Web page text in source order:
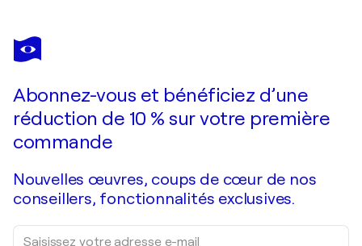
ALEXANDER
SHANDOR
Je passe commande
Abonnez-vous et bénéficiez d’une
réduction de 10 % sur votre première
commande
Nouvelles œuvres, coups de cœur de nos
conseillers, fonctionnalités exclusives.